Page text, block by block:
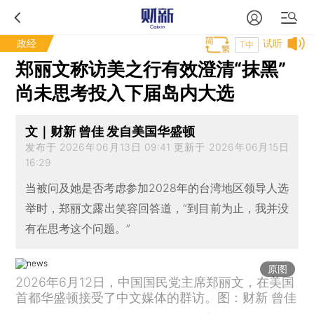
政经 试听
T中
郑丽文称访美之行有效澄清“抹黑”
尚未思考投入下届岛内大选
文｜财新 曾佳 发自美国华盛顿
发布于 2026年06月13日 09:41 更新于 2026年06月15日
16:29
当被问及她是否考虑参加2028年的台湾地区领导人选
举时，郑丽文露出笑容回答道，“到目前为止，我并没
有在思考这个问题。”
原图
2026年6月12日，中国国民党主席郑丽文，在美国
首都华盛顿接受了中文媒体的群访。图：财新 曾佳